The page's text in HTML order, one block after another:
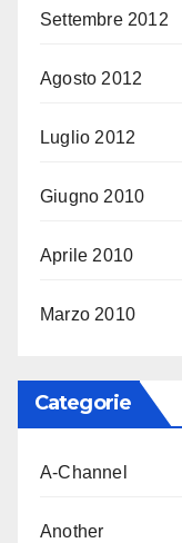
Settembre 2012
Agosto 2012
Luglio 2012
Giugno 2010
Aprile 2010
Marzo 2010
Categorie
A-Channel
Another